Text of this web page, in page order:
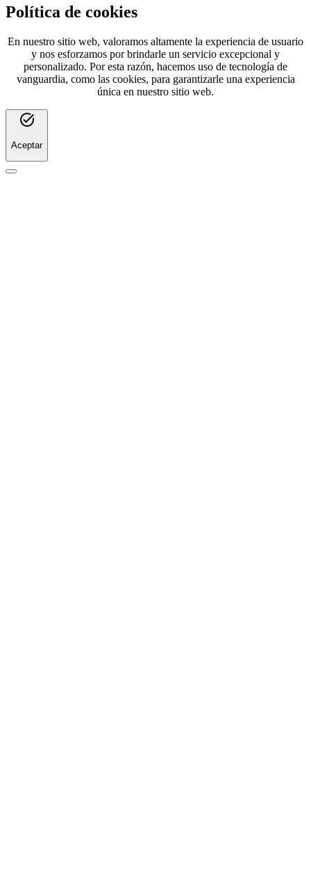
Política de cookies
En nuestro sitio web, valoramos altamente la experiencia de usuario
y nos esforzamos por brindarle un servicio excepcional y
personalizado. Por esta razón, hacemos uso de tecnología de
vanguardia, como las cookies, para garantizarle una experiencia
única en nuestro sitio web.
task_alt
Aceptar